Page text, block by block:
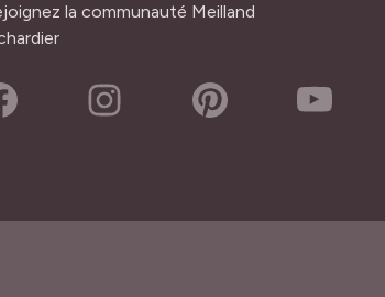
la communauté Meilland